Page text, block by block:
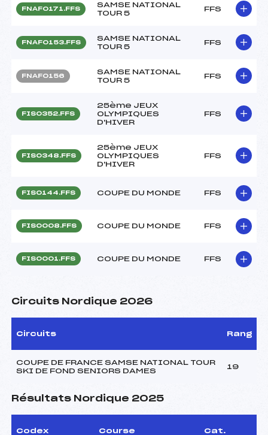
FNAF0171.FFS
SAMSE NATIONAL
TOUR 5
FFS
FNAF0153.FFS
SAMSE NATIONAL
TOUR 5
FFS
FNAF0156
SAMSE NATIONAL
TOUR 5
FFS
FIS0352.FFS
25ème JEUX
OLYMPIQUES
D'HIVER
FFS
FIS0348.FFS
25ème JEUX
OLYMPIQUES
D'HIVER
FFS
FIS0144.FFS COUPE DU MONDE FFS
FIS0008.FFS COUPE DU MONDE FFS
FIS0001.FFS COUPE DU MONDE FFS
Circuits Nordique 2026
Circuits Rang
COUPE DE FRANCE SAMSE NATIONAL TOUR
SKI DE FOND SENIORS DAMES
19
Résultats Nordique 2025
Codex Course Cat.